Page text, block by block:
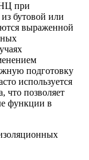
при
бутовой или
выраженной
подготовку
используется
что позволяет
функции в